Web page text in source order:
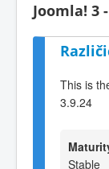
Joomla! 3
This is
3.9.24
Stable